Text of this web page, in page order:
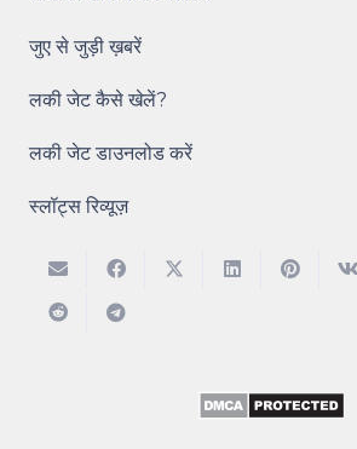
जुए से जुड़ी ख़बरें
लकी जेट कैसे खेलें?
लकी जेट डाउनलोड करें
स्लॉट्स रिव्यूज़